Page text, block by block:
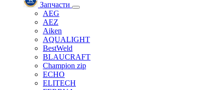
Запчасти
AEG
AEZ
Aiken
AQUALIGHT
BestWeld
BLAUCRAFT
Champion zip
ECHO
ELITECH